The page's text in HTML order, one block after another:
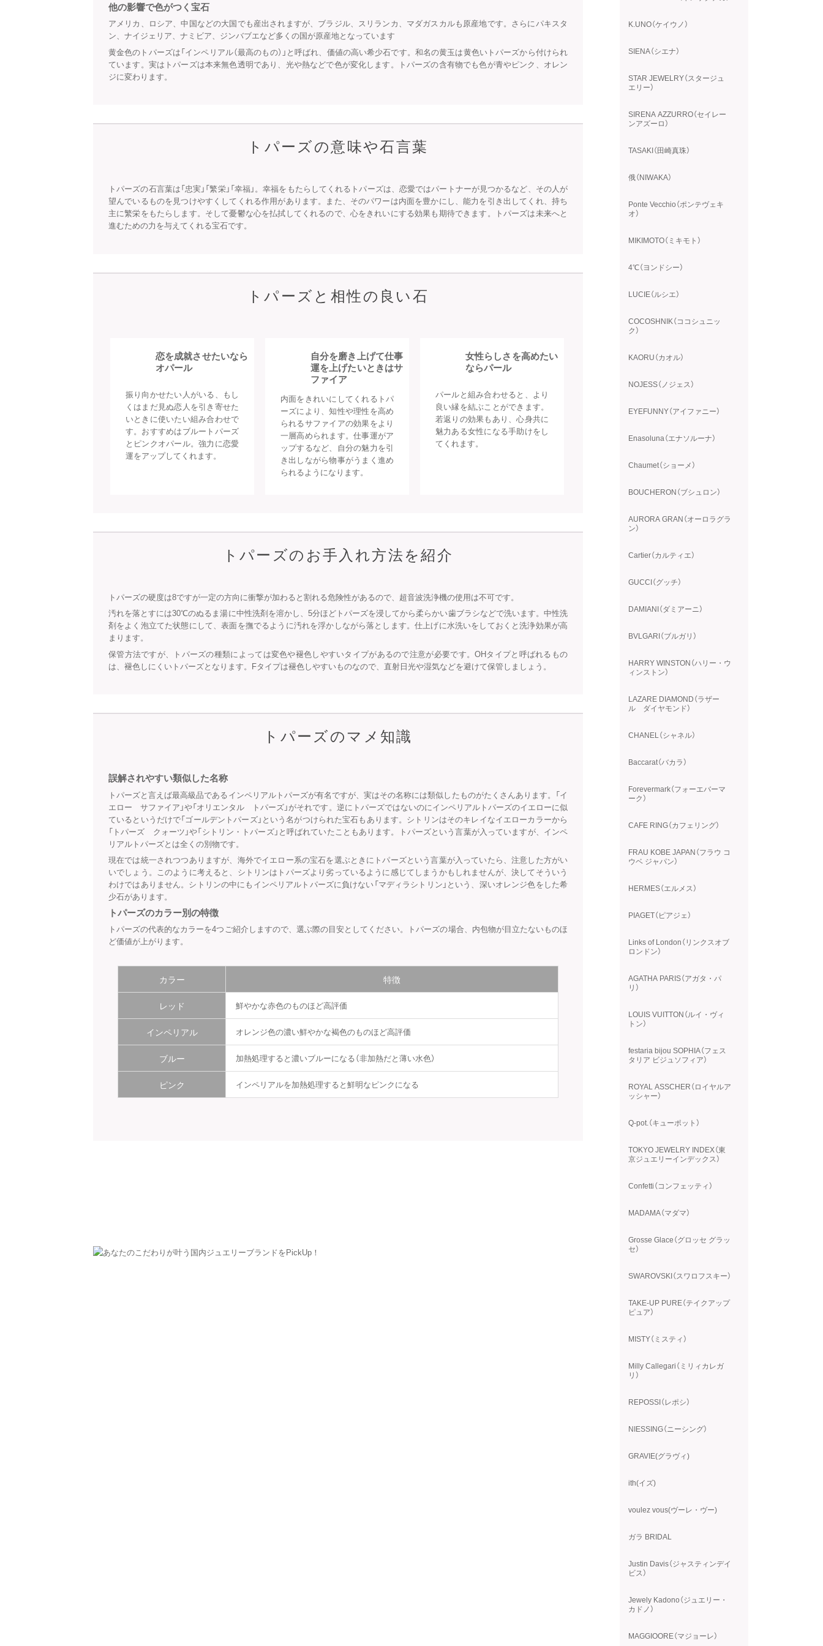
他の影響で色がつく宝石
アメリカ、ロシア、中国などの大国でも産出されますが、ブラジル、スリランカ、マダガスカルも原産地です。さらにパキスタ
ン、ナイジェリア、ナミビア、ジンバブエなど多くの国が原産地となっています
黄金色のトパーズは「インペリアル（最高のもの）」と呼ばれ、価値の高い希少石です。和名の黄玉は黄色いトパーズから付けられ
ています。実はトパーズは本来無色透明であり、光や熱などで色が変化します。トパーズの含有物でも色が青やピンク、オレン
ジに変わります。
トパーズの意味や石言葉
トパーズの石言葉は「忠実」「繁栄」「幸福」。幸福をもたらしてくれるトパーズは、恋愛ではパートナーが見つかるなど、その人が
望んでいるものを見つけやすくしてくれる作用があります。また、そのパワーは内面を豊かにし、能力を引き出してくれ、持ち
主に繁栄をもたらします。そして憂鬱な心を払拭してくれるので、心をきれいにする効果も期待できます。トパーズは未来へと
進むための力を与えてくれる宝石です。
トパーズと相性の良い石
恋を成就させたいなら
オパール
振り向かせたい人がいる、もし
くはまだ見ぬ恋人を引き寄せた
いときに使いたい組み合わせで
す。おすすめはブルートパーズ
とピンクオパール。強力に恋愛
運をアップしてくれます。
自分を磨き上げて仕事
運を上げたいときはサ
ファイア
内面をきれいにしてくれるトパ
ーズにより、知性や理性を高め
られるサファイアの効果をより
一層高められます。仕事運がア
ップするなど、自分の魅力を引
き出しながら物事がうまく進め
られるようになります。
女性らしさを高めたい
ならパール
パールと組み合わせると、より
良い縁を結ぶことができます。
若返りの効果もあり、心身共に
魅力ある女性になる手助けをし
てくれます。
トパーズのお手入れ方法を紹介
トパーズの硬度は8ですが一定の方向に衝撃が加わると割れる危険性があるので、超音波洗浄機の使用は不可です。
汚れを落とすには30℃のぬるま湯に中性洗剤を溶かし、5分ほどトパーズを浸してから柔らかい歯ブラシなどで洗います。中性洗
剤をよく泡立てた状態にして、表面を撫でるように汚れを浮かしながら落とします。仕上げに水洗いをしておくと洗浄効果が高
まります。
保管方法ですが、トパーズの種類によっては変色や褪色しやすいタイプがあるので注意が必要です。OHタイプと呼ばれるもの
は、褪色しにくいトパーズとなります。Fタイプは褪色しやすいものなので、直射日光や湿気などを避けて保管しましょう。
トパーズのマメ知識
誤解されやすい類似した名称
トパーズと言えば最高級品であるインペリアルトパーズが有名ですが、実はその名称には類似したものがたくさんあります。「イ
エロー サファイア」や「オリエンタル トパーズ」がそれです。逆にトパーズではないのにインペリアルトパーズのイエローに似
ているというだけで「ゴールデントパーズ」という名がつけられた宝石もあります。シトリンはそのキレイなイエローカラーから
「トパーズ クォーツ」や「シトリン・トパーズ」と呼ばれていたこともあります。トパーズという言葉が入っていますが、インペ
リアルトパーズとは全くの別物です。
現在では統一されつつありますが、海外でイエロー系の宝石を選ぶときにトパーズという言葉が入っていたら、注意した方がい
いでしょう。このように考えると、シトリンはトパーズより劣っているように感じてしまうかもしれませんが、決してそういう
わけではありません。シトリンの中にもインペリアルトパーズに負けない「マディラシトリン」という、深いオレンジ色をした希
少石があります。
トパーズのカラー別の特徴
トパーズの代表的なカラーを4つご紹介しますので、選ぶ際の目安としてください。トパーズの場合、内包物が目立たないものほ
ど価値が上がります。
カラー 特徴
レッド 鮮やかな赤色のものほど高評価
インペリアル オレンジ色の濃い鮮やかな褐色のものほど高評価
ブルー 加熱処理すると濃いブルーになる（非加熱だと薄い水色）
ピンク インペリアルを加熱処理すると鮮明なピンクになる
K.UNO（ケイウノ）
SIENA（シエナ）
STAR JEWELRY（スタージュ
エリー）
SIRENA AZZURRO（セイレー
ンアズーロ）
TASAKI（田崎真珠）
俄（NIWAKA）
Ponte Vecchio（ポンテヴェキ
オ）
MIKIMOTO（ミキモト）
4℃（ヨンドシー）
LUCIE（ルシエ）
COCOSHNIK（ココシュニッ
ク）
KAORU（カオル）
NOJESS（ノジェス）
EYEFUNNY（アイファニー）
Enasoluna（エナソルーナ）
Chaumet（ショーメ）
BOUCHERON（ブシュロン）
AURORA GRAN（オーロラグラ
ン）
Cartier（カルティエ）
GUCCI（グッチ）
DAMIANI（ダミアーニ）
BVLGARI（ブルガリ）
HARRY WINSTON（ハリー・ウ
ィンストン）
LAZARE DIAMOND（ラザー
ル ダイヤモンド）
CHANEL（シャネル）
Baccarat（バカラ）
Forevermark（フォーエバーマ
ーク）
CAFE RING（カフェリング）
FRAU KOBE JAPAN（フラウ コ
ウベ ジャパン）
HERMES（エルメス）
PIAGET（ピアジェ）
Links of London（リンクスオブ
ロンドン）
AGATHA PARIS（アガタ・パ
リ）
LOUIS VUITTON（ルイ・ヴィ
トン）
festaria bijou SOPHIA（フェス
タリア ビジュソフィア）
ROYAL ASSCHER（ロイヤルア
ッシャー）
Q-pot.（キューポット）
TOKYO JEWELRY INDEX（東
京ジュエリーインデックス）
Confetti（コンフェッティ）
MADAMA（マダマ）
Grosse Glace（グロッセ グラッ
セ）
SWAROVSKI（スワロフスキー）
TAKE-UP PURE（テイクアップ
ピュア）
MISTY（ミスティ）
Milly Callegari（ミリィカレガ
リ）
REPOSSI（レポシ）
NIESSING（ニーシング）
GRAVIE(グラヴィ)
ith(イズ)
voulez vous(ヴーレ・ヴー)
ガラ BRIDAL
Justin Davis（ジャスティンデイ
ビス）
Jewely Kadono（ジュエリー・
カドノ）
MAGGIOORE（マジョーレ）